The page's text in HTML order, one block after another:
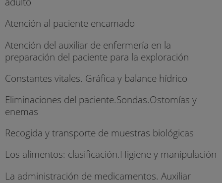
Atención al paciente encamado
Atención del auxiliar de enfermería en la
preparación del paciente para la exploración
Constantes vitales. Gráfica y balance hídrico
Eliminaciones del paciente.Sondas.Ostomías y
enemas
Recogida y transporte de muestras biológicas
Los alimentos: clasificación.Higiene y manipulación
La administración de medicamentos. Auxiliar